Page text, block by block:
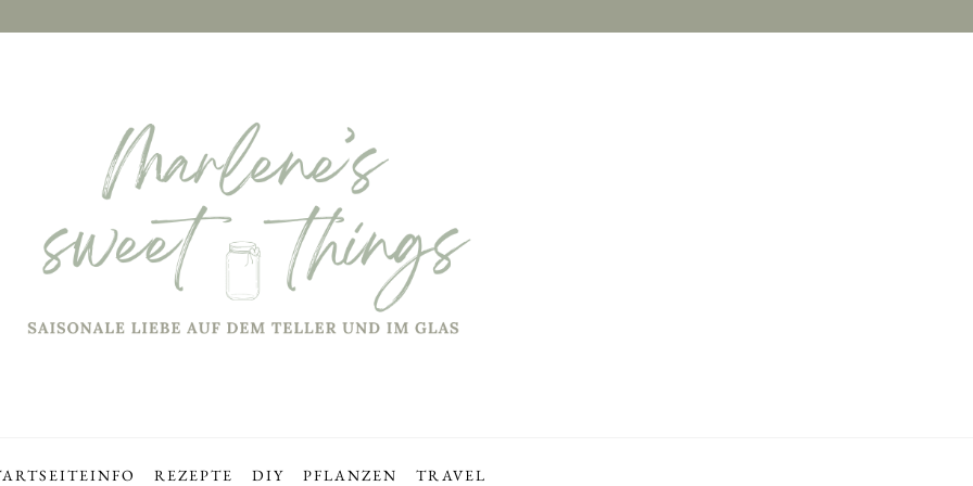
INFO REZEPTE DIY PFLANZEN TRAVEL